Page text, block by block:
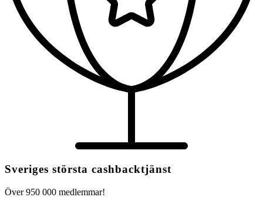
Sveriges största cashbacktjänst
Över 950 000 medlemmar!